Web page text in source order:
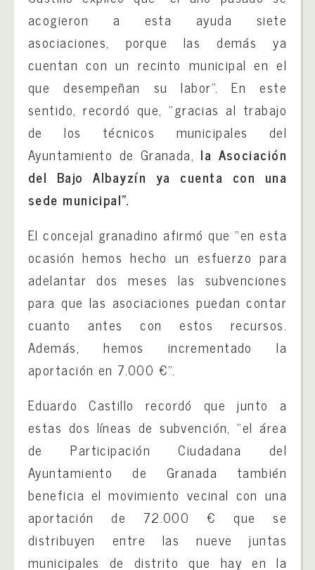
acogieron a esta ayuda siete
asociaciones, porque las demás ya
cuentan con un recinto municipal en el
que desempeñan su labor”. En este
sentido, recordó que, “gracias al trabajo
de los técnicos municipales del
Ayuntamiento de Granada, la Asociación
del Bajo Albayzín ya cuenta con una
sede municipal”.
El concejal granadino afirmó que “en esta
ocasión hemos hecho un esfuerzo para
adelantar dos meses las subvenciones
para que las asociaciones puedan contar
cuanto antes con estos recursos.
Además, hemos incrementado la
aportación en 7.000 €”.
Eduardo Castillo recordó que junto a
estas dos líneas de subvención, “el área
de Participación Ciudadana del
Ayuntamiento de Granada también
beneficia el movimiento vecinal con una
aportación de 72.000 € que se
distribuyen entre las nueve juntas
municipales de distrito que hay en la